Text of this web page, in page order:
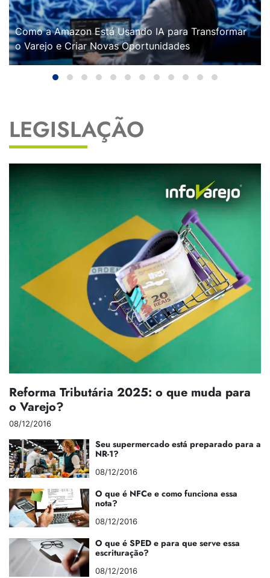
Como a Amazon Está Usando IA para Transformar
o Varejo e Criar Novas Oportunidades
LEGISLAÇÃO
Reforma Tributária 2025: o que muda para
o Varejo?
08/12/2016
Seu supermercado está preparado para a
NR-1?
08/12/2016
O que é NFCe e como funciona essa
nota?
08/12/2016
O que é SPED e para que serve essa
escrituração?
08/12/2016